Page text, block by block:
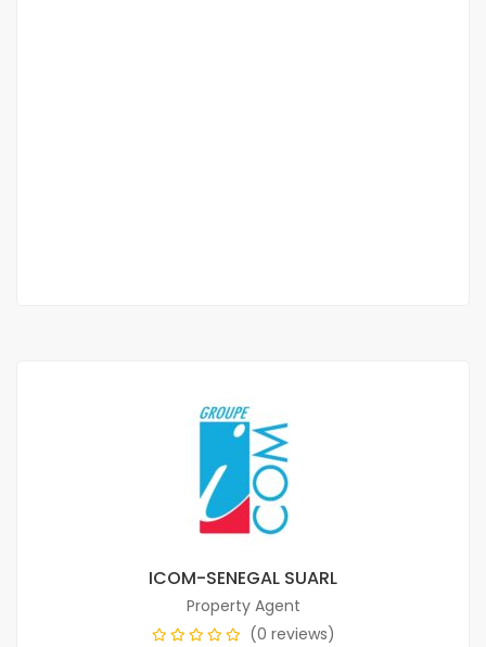
ICOM-SENEGAL SUARL
Property Agent
(0 reviews)